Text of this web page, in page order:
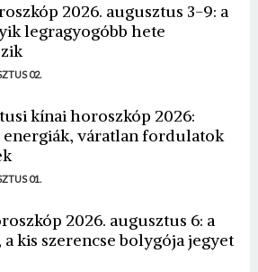
2026. augusztus 3-9: a
legragyogóbb hete
02.
kínai horoszkóp 2026:
energiák, váratlan fordulatok
01.
2026. augusztus 6: a
a kis szerencse bolygója jegyet